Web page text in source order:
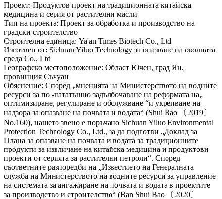
Проект: Продуктов проект на традиционната китайска
медицина и серия от растителни масли
Тип на проекта: Проект за обработка и производство на
градски строителство
Строителна единица: Ya'an Times Biotech Co., Ltd
Изготвен от: Sichuan Yiluo Technology за опазване на околната
среда Co., Ltd
Географско местоположение: Област Ючен, град Ян,
провинция Съчуан
Обяснение: Според „мненията на Министерството на водните
ресурси за по -нататъшно задълбочаване на реформата на„
оптимизиране, регулиране и обслужване “и укрепване на
надзора за опазване на почвата и водата“ (Shui Bao 〔2019〕
No.160), нашето звено е поръчано Sichuan Yiluo Environmental
Protection Technology Co., Ltd., за да подготви „Доклад за
Плана за опазване на почвата и водата за традиционните
продукти за извличане на китайска медицина и продуктови
проекти от серията за растителни петроли“. Според
съответните разпоредби на „Известието на Генералната
служба на Министерството на водните ресурси за управление
на системата за ангажиране на почвата и водата в проектите
за производство и строителство“ (Ban Shui Bao 〔2020〕